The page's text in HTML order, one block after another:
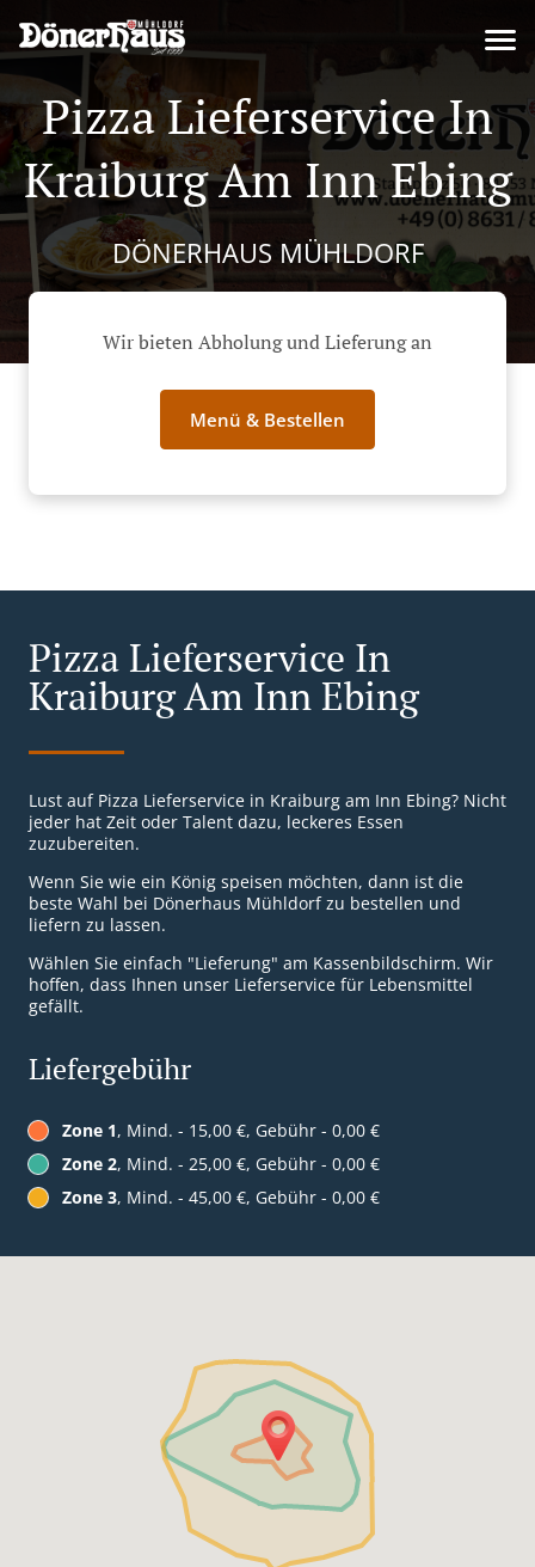
Pizza Lieferservice In
Kraiburg Am Inn Ebing
DÖNERHAUS MÜHLDORF
Wir bieten Abholung und Lieferung an
Menü & Bestellen
Pizza Lieferservice In
Kraiburg Am Inn Ebing
Lust auf Pizza Lieferservice in Kraiburg am Inn Ebing? Nicht
jeder hat Zeit oder Talent dazu, leckeres Essen
zuzubereiten.
Wenn Sie wie ein König speisen möchten, dann ist die
beste Wahl bei Dönerhaus Mühldorf zu bestellen und
liefern zu lassen.
Wählen Sie einfach "Lieferung" am Kassenbildschirm. Wir
hoffen, dass Ihnen unser Lieferservice für Lebensmittel
gefällt.
Liefergebühr
Zone 1, Mind. - 15,00 €, Gebühr - 0,00 €
Zone 2, Mind. - 25,00 €, Gebühr - 0,00 €
Zone 3, Mind. - 45,00 €, Gebühr - 0,00 €